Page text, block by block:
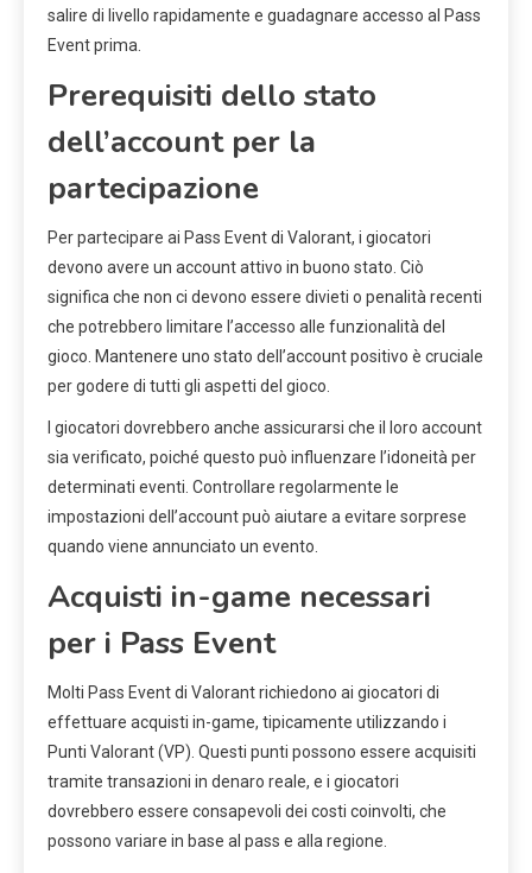
salire di livello rapidamente e guadagnare accesso al Pass
Event prima.
Prerequisiti dello stato
dell’account per la
partecipazione
Per partecipare ai Pass Event di Valorant, i giocatori
devono avere un account attivo in buono stato. Ciò
significa che non ci devono essere divieti o penalità recenti
che potrebbero limitare l’accesso alle funzionalità del
gioco. Mantenere uno stato dell’account positivo è cruciale
per godere di tutti gli aspetti del gioco.
I giocatori dovrebbero anche assicurarsi che il loro account
sia verificato, poiché questo può influenzare l’idoneità per
determinati eventi. Controllare regolarmente le
impostazioni dell’account può aiutare a evitare sorprese
quando viene annunciato un evento.
Acquisti in-game necessari
per i Pass Event
Molti Pass Event di Valorant richiedono ai giocatori di
effettuare acquisti in-game, tipicamente utilizzando i
Punti Valorant (VP). Questi punti possono essere acquisiti
tramite transazioni in denaro reale, e i giocatori
dovrebbero essere consapevoli dei costi coinvolti, che
possono variare in base al pass e alla regione.